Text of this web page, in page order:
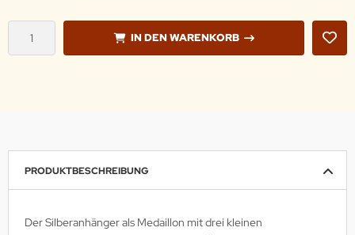
IN DEN WARENKORB
PRODUKTBESCHREIBUNG
Der Silberanhänger als Medaillon mit drei kleinen